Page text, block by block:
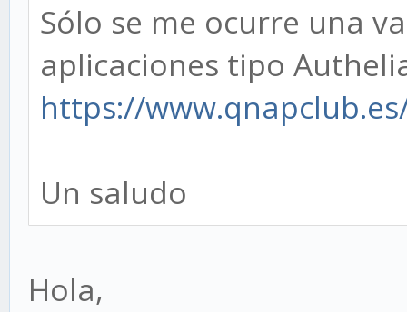
Sólo se me ocurre una
aplicaciones tipo
https://
Un saludo
Hola,